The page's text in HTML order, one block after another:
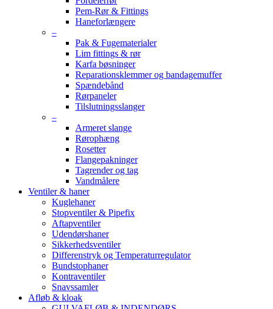
Pem-Rør & Fittings
Haneforlængere
–
Pak & Fugematerialer
Lim fittings & rør
Karfa bøsninger
Reparationsklemmer og bandagemuffer
Spændebånd
Rørpaneler
Tilslutningsslanger
–
Armeret slange
Rørophæng
Rosetter
Flangepakninger
Tagrender og tag
Vandmålere
Ventiler & haner
Kuglehaner
Stopventiler & Pipefix
Aftapventiler
Udendørshaner
Sikkerhedsventiler
Differenstryk og Temperaturregulator
Bundstophaner
Kontraventiler
Snavssamler
Afløb & kloak